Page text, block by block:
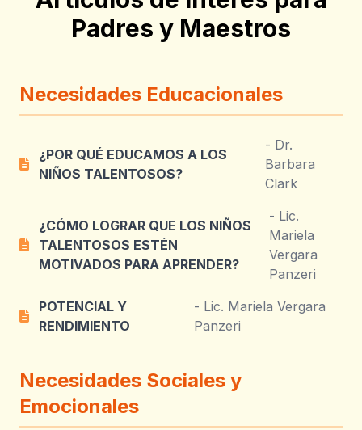
Padres y Maestros
Necesidades Educacionales
¿POR QUÉ EDUCAMOS A LOS
NIÑOS TALENTOSOS?
- Dr.
Barbara
Clark
¿CÓMO LOGRAR QUE LOS NIÑOS
TALENTOSOS ESTÉN
MOTIVADOS PARA APRENDER?
- Lic.
Mariela
Vergara
Panzeri
POTENCIAL Y
RENDIMIENTO
- Lic. Mariela Vergara
Panzeri
Necesidades Sociales y
Emocionales